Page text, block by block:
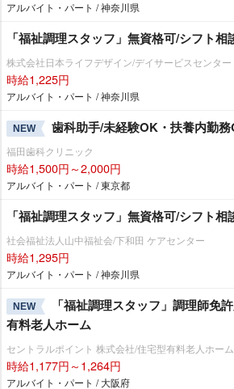
アルバイト・パート / 神奈川県
「福祉調理スタッフ」無資格可/シフト
株式会社日本ライフデザイン/デイサービスセンター
時給1,225円
アルバイト・パート / 神奈川県
NEW 歯科助手/未経験OK・扶養内勤
福田歯科クリニック
時給1,500円～2,000円
アルバイト・パート / 東京都
「福祉調理スタッフ」無資格可/シフト
社会福祉法人山中福祉会/下和田 ケアセンター
時給1,295円
アルバイト・パート / 神奈川県
NEW
「福祉調理スタッフ」調理師免
有料老人ホーム
セントラルポイント 株式会社/住宅型有料老人ホー
時給1,177円～1,264円
アルバイト・パート / 大阪府